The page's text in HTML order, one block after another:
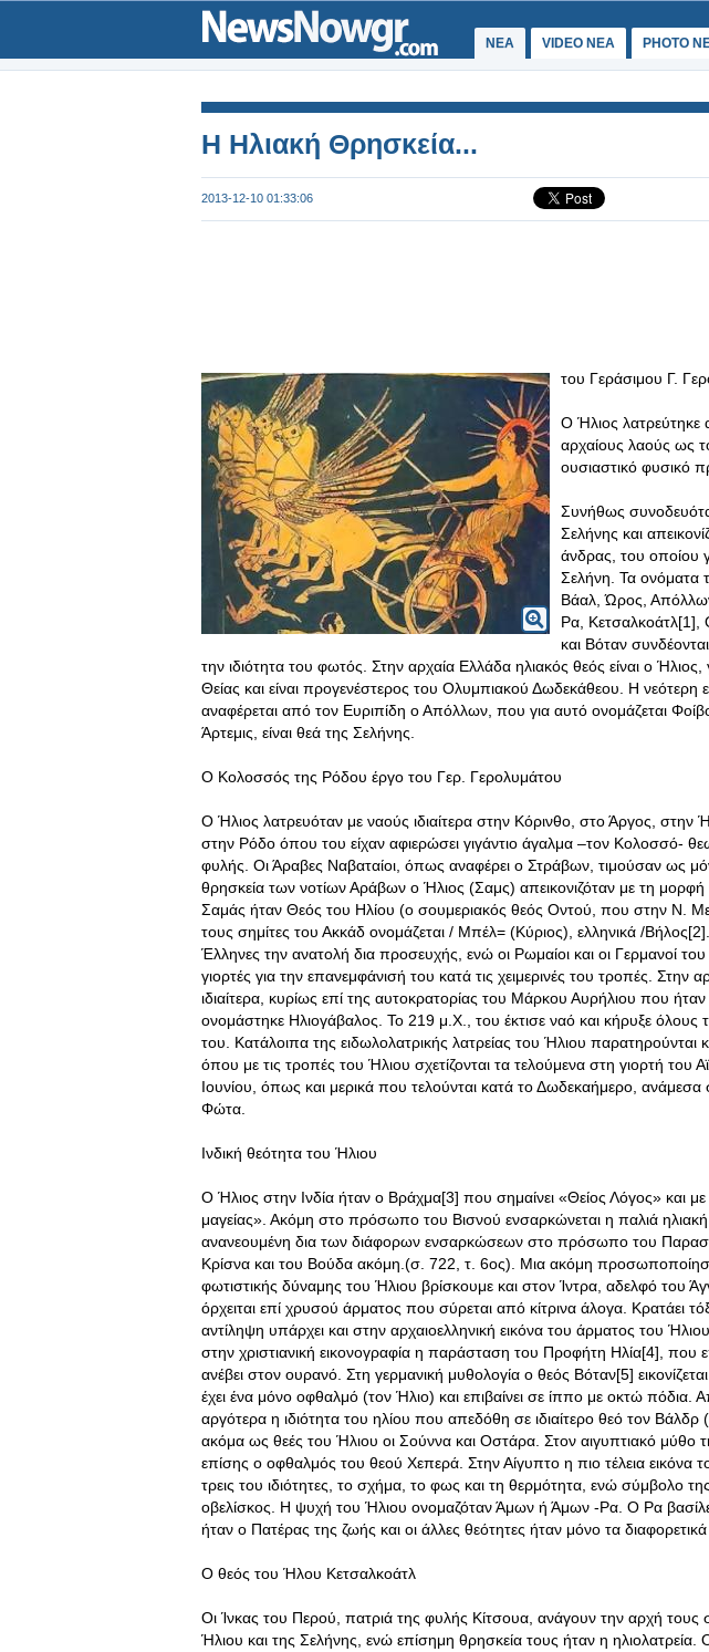
ΝΕΑ VIDEO NEA PHOTO
Η Ηλιακή Θρησκεία...
2013-12-10 01:33:06
του Γεράσιμου Γ.
Ο Ήλιος λατρεύτηκε
αρχαίους λαούς ως
ουσιαστικό φυσικό
Συνήθως
Σελήνης και
άνδρας, του οποίου
Σελήνη. Τα
Βάαλ, Ώρος,
Ρα, Κετσαλκοάτλ[1],
και Βόταν
την ιδιότητα του φωτός. Στην αρχαία Ελλάδα ηλιακός θεός είναι ο
Θείας και είναι προγενέστερος του Ολυμπιακού Δωδεκάθεου. Η νεότερη
αναφέρεται από τον Ευριπίδη ο Απόλλων, που για αυτό ονομάζεται
Άρτεμις, είναι θεά της Σελήνης.
Ο Κολοσσός της Ρόδου έργο του Γερ. Γερολυμάτου
Ο Ήλιος λατρευόταν με ναούς ιδιαίτερα στην Κόρινθο, στο Άργος, στην
στην Ρόδο όπου του είχαν αφιερώσει γιγάντιο άγαλμα –τον Κολοσσό-
φυλής . Οι Άραβες Ναβαταίοι, όπως αναφέρει ο Στράβων, τιμούσαν ως
θρησκεία των νοτίων Αράβων ο Ήλιος (Σαμς) απεικονιζόταν με τη
Σαμάς ήταν Θεός του Ηλίου (ο σουμεριακός θεός Οντού, που στην Ν.
τους σημίτες του Ακκάδ ονομάζεται / Μπέλ= (Κύριος), ελληνικά /
Έλληνες την ανατολή δια προσευχής, ενώ οι Ρωμαίοι και οι Γερμανοί
γιορτές για την επανεμφάνισή του κατά τις χειμερινές του τροπές. Στην
ιδιαίτερα, κυρίως επί της αυτοκρατορίας του Μάρκου Αυρήλιου που ήταν
ονομάστηκε Ηλιογάβαλος. Το 219 μ.Χ., του έκτισε ναό και κήρυξε όλους
του. Κατάλοιπα της ειδωλολατρικής λατρείας του Ήλιου παρατηρούνται
όπου με τις τροπές του Ήλιου σχετίζονται τα τελούμενα στη γιορτή του
Ιουνίου, όπως και μερικά που τελούνται κατά το Δωδεκαήμερο, ανάμεσα
Φώτα.
Ινδική θεότητα του Ήλιου
Ο Ήλιος στην Ινδία ήταν ο Βράχμα[3] που σημαίνει «Θείος Λόγος» και με
μαγείας». Ακόμη στο πρόσωπο του Βισνού ενσαρκώνεται η παλιά
ανανεουμένη δια των διάφορων ενσαρκώσεων στο πρόσωπο του
Κρίσνα και του Βούδα ακόμη.(σ. 722, τ. 6ος). Μια ακόμη
φωτιστικής δύναμης του Ήλιου βρίσκουμε και στον Ίντρα, αδελφό του
όρχειται επί χρυσού άρματος που σύρεται από κίτρινα άλογα. Κρατάει
αντίληψη υπάρχει και στην αρχαιοελληνική εικόνα του άρματος του
στην χριστιανική εικονογραφία η παράσταση του Προφήτη Ηλία[4], που
ανέβει στον ουρανό. Στη γερμανική μυθολογία ο θεός Βόταν[5]
έχει ένα μόνο οφθαλμό (τον Ήλιο) και επιβαίνει σε ίππο με οκτώ
αργότερα η ιδιότητα του ηλίου που απεδόθη σε ιδιαίτερο θεό τον
ακόμα ως θεές του Ήλιου οι Σούννα και Οστάρα. Στον αιγυπτιακό μύθο
επίσης ο οφθαλμός του θεού Χεπερά. Στην Αίγυπτο η πιο τέλεια εικόνα
τρεις του ιδιότητες, το σχήμα, το φως και τη θερμότητα, ενώ σύμβολο
οβελίσκος. Η ψυχή του Ήλιου ονομαζόταν Άμων ή Άμων -Ρα. Ο Ρα
ήταν ο Πατέρας της ζωής και οι άλλες θεότητες ήταν μόνο τα
Ο θεός του Ήλου Κετσαλκοάτλ
Οι Ίνκας του Περού, πατριά της φυλής Κίτσουα, ανάγουν την αρχή
Ήλιου και της Σελήνης, ενώ επίσημη θρησκεία τους ήταν η ηλιολατρεία.